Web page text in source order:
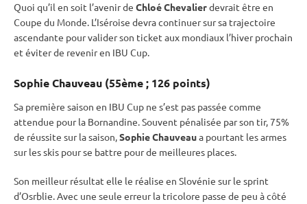
Quoi qu’il en soit l’avenir de Chloé Chevalierdevrait être en
Coupe du Monde. L’Iséroise devra continuer sur sa trajectoire
ascendante pour valider son ticket aux mondiaux l’hiver prochain
et éviter de revenir en IBU Cup.
Sophie Chauveau (55ème ; 126 points)
Sa première saison en IBU Cup ne s’est pas passée comme
attendue pour la Bornandine. Souvent pénalisée par son tir, 75%
de réussite sur la saison,Sophie Chauveaua pourtant les armes
sur les skis pour se battre pour de meilleures places.
Son meilleur résultat elle le réalise en Slovénie sur le sprint
d’Osrblie. Avec une seule erreur la tricolore passe de peu à côté